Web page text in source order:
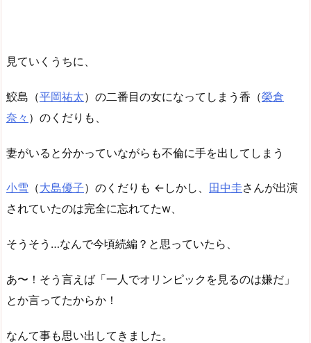
見ていくうちに、
鮫島（平岡祐太）の二番目の女になってしまう香（榮倉
奈々 ）のくだりも、
妻がいると分かっていながらも不倫に手を出してしまう
小雪 （大島優子）のくだりも ←しかし、 田中圭さんが出演
されていたのは完全に忘れてたw、
そうそう…なんで今頃続編？と思っていたら、
あ〜！そう言えば「一人でオリンピックを見るのは嫌だ」
とか言ってたからか！
なんて事も思い出してきました。